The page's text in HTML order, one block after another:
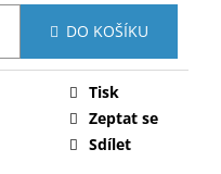
DO KOŠÍKU
Tisk
Zeptat se
Sdílet